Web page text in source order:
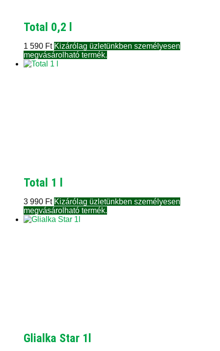
Total 0,2 l
1 590 Ft Kizárólag üzletünkben személyesen
megvásárolható termék.
Total 1 l
3 990 Ft Kizárólag üzletünkben személyesen
megvásárolható termék.
Glialka Star 1l